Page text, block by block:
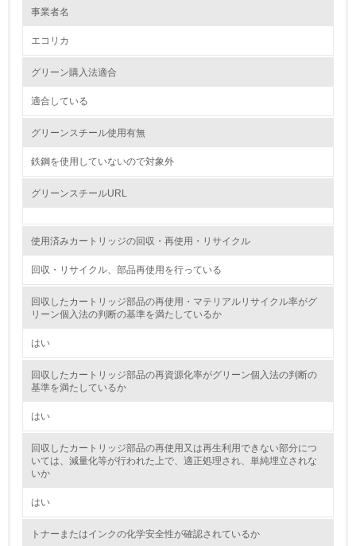
環境方針を持っている
環境対応の責任体制を定めている
環境問題に関する従業員教育を行っている
自社に関係する主要な環境法規制を把握し、順守している
レベル2
5.
環境取り組み体制と成果を定期的に検証して次の活動に活
かしている
従業員が環境方針に基づいて自分の業務の中で行うべき環
境対策を理解し、実践している
環境活動に関する規格やプログラムを導入している
→ 導入している規格名
第三者認証を取得している
事業者名
エコリカ
グリーン購入法適合
適合している
グリーンスチール使用有無
鉄鋼を使用していないので対象外
グリーンスチールURL
使用済みカートリッジの回収・再使用・リサイクル
回収・リサイクル、部品再使用を行っている
回収したカートリッジ部品の再使用・マテリアルリサイクル率がグ
リーン個入法の判断の基準を満たしているか
はい
回収したカートリッジ部品の再資源化率がグリーン個入法の判断の
基準を満たしているか
はい
回収したカートリッジ部品の再使用又は再生利用できない部分につ
いては、減量化等が行われた上で、適正処理され、単純埋立されな
いか
はい
トナーまたはインクの化学安全性が確認されているか